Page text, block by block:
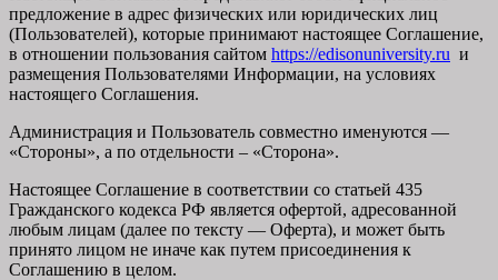
предложение в адрес физических или юридических лиц
(Пользователей), которые принимают настоящее Соглашение,
в отношении пользования сайтом https://edisonuniversity.ru и
размещения Пользователями Информации, на условиях
настоящего Соглашения.
Администрация и Пользователь совместно именуются —
«Стороны», а по отдельности – «Сторона».
Настоящее Соглашение в соответствии со статьей 435
Гражданского кодекса РФ является офертой, адресованной
любым лицам (далее по тексту — Оферта), и может быть
принято лицом не иначе как путем присоединения к
Соглашению в целом.